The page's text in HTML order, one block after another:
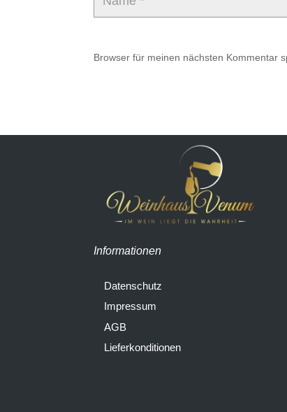
Browser für meinen nächsten Kommentar
Informationen
Datenschutz
Impressum
AGB
Lieferkonditionen